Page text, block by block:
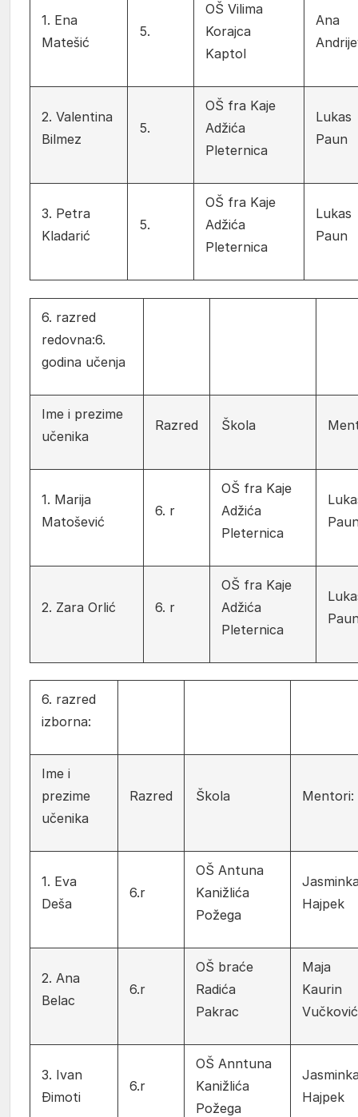
1. Ena
Matešić
5.
OŠ Vilima
Korajca
Kaptol
Ana
2. Valentina
Bilmez
5.
OŠ fra Kaje
Adžića
Pleternica
Lukas
Paun
3. Petra
Kladarić
5.
OŠ fra Kaje
Adžića
Pleternica
Lukas
Paun
6. razred
redovna:6.
godina učenja
Ime i prezime
učenika
Razred Škola
1. Marija
Matošević
6. r
OŠ fra Kaje
Adžića
Pleternica
2. Zara Orlić 6. r
OŠ fra Kaje
Adžića
Pleternica
6. razred
izborna:
Ime i
prezime
učenika
Razred Škola Mentori:
1. Eva
Deša
6.r
OŠ Antuna
Kanižlića
Požega
Hajpek
2. Ana
Belac
6.r
OŠ braće
Radića
Pakrac
Maja
Kaurin
Vučković
3. Ivan
Đimoti
6.r
OŠ Anntuna
Kanižlića
Požega
Hajpek